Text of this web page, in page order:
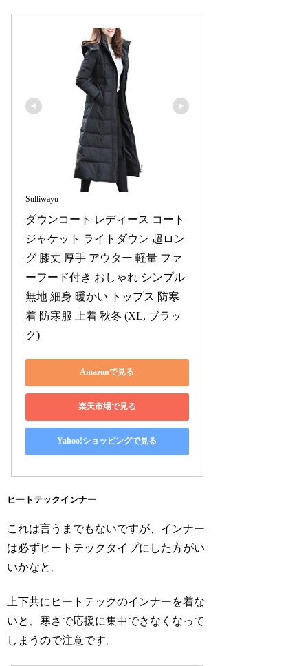
Sulliwayu
ダウンコート レディース コート
ジャケット ライトダウン 超ロン
グ 膝丈 厚手 アウター 軽量 ファ
ーフード付き おしゃれ シンプル
無地 細身 暖かい トップス 防寒
着 防寒服 上着 秋冬 (XL, ブラッ
ク)
Amazonで見る
楽天市場で見る
Yahoo!ショッピングで見る
ヒートテックインナー
これは言うまでもないですが、インナー
は必ずヒートテックタイプにした方がい
いかなと。
上下共にヒートテックのインナーを着な
いと、寒さで応援に集中できなくなって
しまうので注意です。